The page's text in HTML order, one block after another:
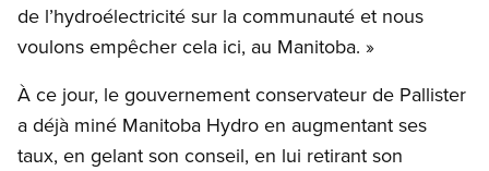
de l’hydroélectricité sur la communauté et nous
voulons empêcher cela ici, au Manitoba. »
À ce jour, le gouvernement conservateur de Pallister
a déjà miné Manitoba Hydro en augmentant ses
taux, en gelant son conseil, en lui retirant son